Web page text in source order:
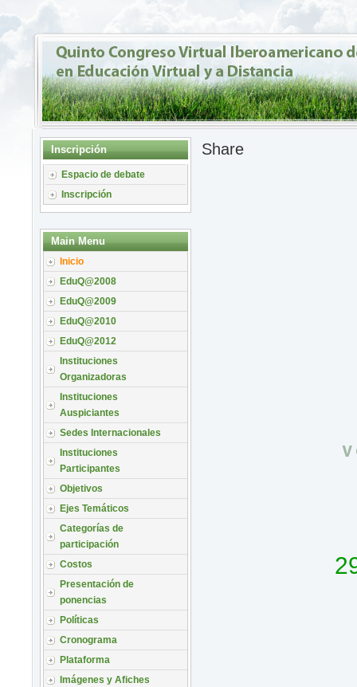
Inscripción
Espacio de debate
Inscripción
Main Menu
Inicio
EduQ@2008
EduQ@2009
EduQ@2010
EduQ@2012
Instituciones
Organizadoras
Instituciones
Auspiciantes
Sedes Internacionales
Instituciones
Participantes
Objetivos
Ejes Temáticos
Categorías de
participación
Costos
Presentación de
ponencias
Políticas
Cronograma
Plataforma
Imágenes y Afiches
Share